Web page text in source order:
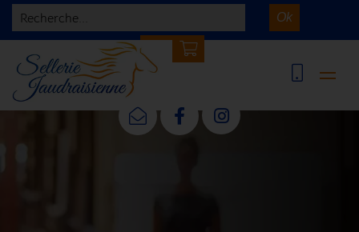
Recherche... Ok